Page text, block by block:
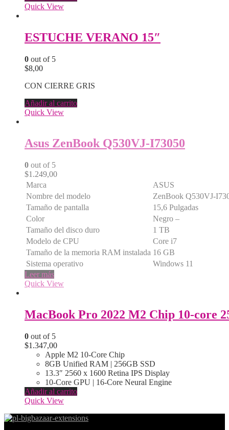
Quick View
ESTUCHE VERANO 15″
0 out of 5
$8,00
CON CIERRE GRIS
Añadir al carrito
Quick View
Asus ZenBook Q530VJ-I73050
0 out of 5
$1.249,00
Marca
ASUS
Nombre del modelo
ZenBook Q530VJ-
Tamaño de pantalla
15,6 Pulgadas
Color
Negro –
Tamaño del disco duro
1 TB
Modelo de CPU
Core i7
Tamaño de la memoria RAM instalada 16 GB
Sistema operativo
Windows 11
Leer más
Quick View
0 out of 5
$1.347,00
Apple M2 10-Core Chip
8GB Unified RAM | 256GB SSD
13.3″ 2560 x 1600 Retina IPS Display
10-Core GPU | 16-Core Neural Engine
Añadir al carrito
Quick View